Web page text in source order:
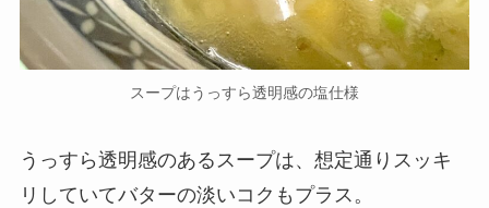
スープはうっすら透明感の塩仕様
うっすら透明感のあるスープは、想定通りスッキ
リしていてバターの淡いコクもプラス。